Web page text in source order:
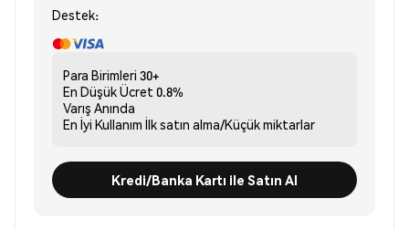
Destek:
Para Birimleri 30+
En Düşük Ücret 0.8%
Varış Anında
En İyi Kullanım İlk satın alma/Küçük miktarlar
Kredi/Banka Kartı ile Satın Al